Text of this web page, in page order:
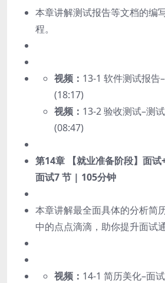
本章讲解测试报告等文档的编
程。
视频： 13-1 软件测试报告
(18:17)
视频： 13-2 验收测试–测
(08:47)
第14章 【就业准备阶段】面
面试7 节 | 105分钟
本章讲解最全面具体的分析简
中的点点滴滴，助你提升面试通
视频： 14-1 简历美化–面